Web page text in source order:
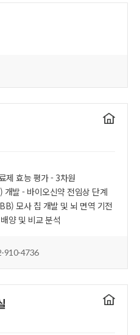
연구실
제 효능 평가 - 3차원
발 - 바이오신약 전임상 단계
모사 칩 개발 및 뇌 면역 기전
양 및 비교 분석
910-4736
연구실